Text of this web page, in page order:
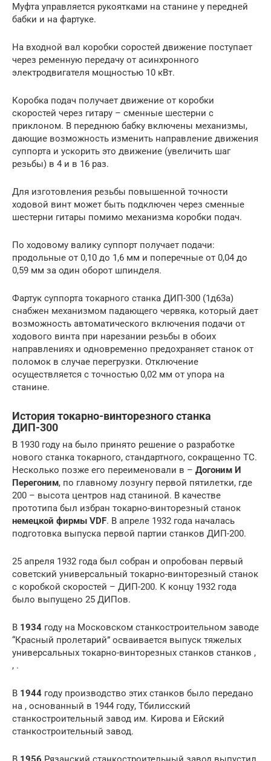
Муфта управляется рукоятками на станине у передней
бабки и на фартуке.
На входной вал коробки соростей движение поступает
через ременную передачу от асинхронного
электродвигателя мощностью 10 кВт.
Коробка подач получает движение от коробки
скоростей через гитару – сменные шестерни с
приклоном. В переднюю бабку включены механизмы,
дающие возможность изменить направление движения
суппорта и ускорить это движение (увеличить шаг
резьбы) в 4 и в 16 раз.
Для изготовления резьбы повышенной точности
ходовой винт может быть подключен через сменные
шестерни гитары помимо механизма коробки подач.
По ходовому валику суппорт получает подачи:
продольные от 0,10 до 1,6 мм и поперечные от 0,04 до
0,59 мм за один оборот шпинделя.
Фартук суппорта токарного станка ДИП-300 (1д63а)
снабжен механизмом падающего червяка, который дает
возможность автоматического включения подачи от
ходового винта при нарезании резьбы в обоих
направлениях и одновременно предохраняет станок от
поломок в случае перегрузки. Отключение
осуществляется с точностью 0,02 мм от упора на
станине.
История токарно-винторезного станка
ДИП-300
В 1930 году на было принято решение о разработке
нового станка токарного, стандартного, сокращенно ТС.
Несколько позже его переименовали в – Догоним И
Перегоним, по главному лозунгу первой пятилетки, где
200 – высота центров над станиной. В качестве
прототипа был избран токарно-винторезный станок
немецкой фирмы VDF. В апреле 1932 года началась
подготовка выпуска первой партии станков ДИП-200.
25 апреля 1932 года был собран и опробован первый
советский универсальный токарно-винторезный станок
с коробкой скоростей – ДИП-200. К концу 1932 года
было выпущено 25 ДИПов.
В 1934 году на Московском станкостроительном заводе
“Красный пролетарий” осваивается выпуск тяжелых
универсальных токарно-винторезных станков станков ,
, .
В 1944 году производство этих станков было передано
на , основанный в 1944 году, Тбилисский
станкостроительный завод им. Кирова и Ейский
станкостроительный завод.